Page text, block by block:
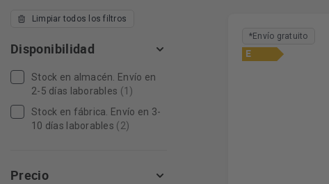
Limpiar todos los filtros
Disponibilidad
Stock en almacén. Envío en
2-5 días laborables (1)
Stock en fábrica. Envío en 3-
10 días laborables (2)
Precio
*Envío gratuito
E